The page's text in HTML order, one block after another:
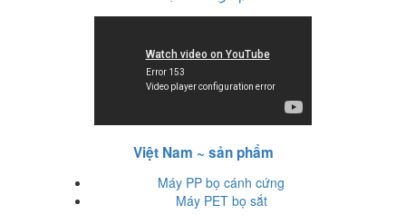
Việt Nam ~ sản phẩm
Máy PP bọ cánh cứng
Máy PET bọ sắt